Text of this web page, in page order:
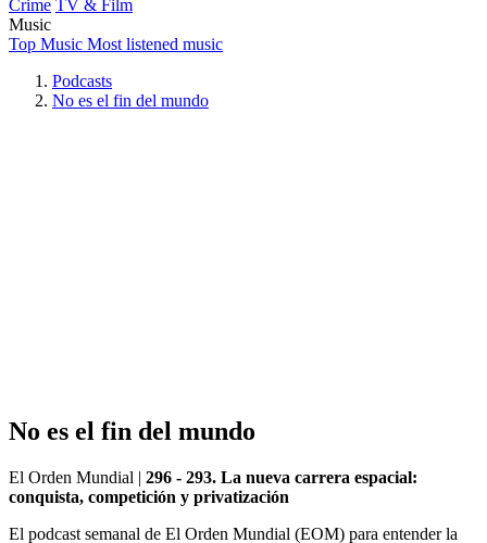
Crime TV & Film
Music
Top Music Most listened music
Podcasts
No es el fin del mundo
No es el fin del mundo
El Orden Mundial | 296 - 293. La nueva carrera espacial:
conquista, competición y privatización
El podcast semanal de El Orden Mundial (EOM) para entender la